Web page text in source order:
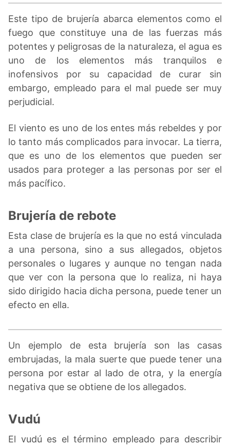
Este tipo de brujería abarca elementos como el
fuego que constituye una de las fuerzas más
potentes y peligrosas de la naturaleza, el agua es
uno de los elementos más tranquilos e
inofensivos por su capacidad de curar sin
embargo, empleado para el mal puede ser muy
perjudicial.
El viento es uno de los entes más rebeldes y por
lo tanto más complicados para invocar. La tierra,
que es uno de los elementos que pueden ser
usados para proteger a las personas por ser el
más pacífico.
Brujería de rebote
Esta clase de brujería es la que no está vinculada
a una persona, sino a sus allegados, objetos
personales o lugares y aunque no tengan nada
que ver con la persona que lo realiza, ni haya
sido dirigido hacia dicha persona, puede tener un
efecto en ella.
Un ejemplo de esta brujería son las casas
embrujadas, la mala suerte que puede tener una
persona por estar al lado de otra, y la energía
negativa que se obtiene de los allegados.
Vudú
El vudú es el término empleado para describir